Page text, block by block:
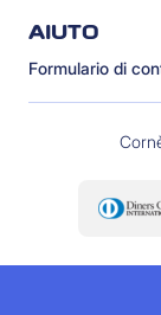
AIUTO
Formulario di